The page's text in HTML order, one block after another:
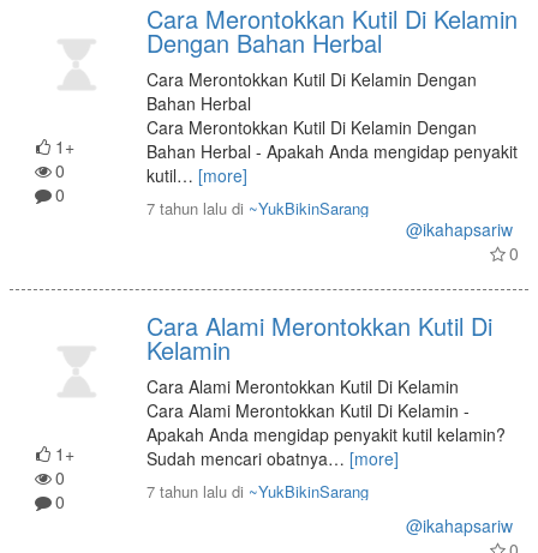
1+
0
0
Cara Merontokkan Kutil Di Kelamin
Dengan Bahan Herbal
Cara Merontokkan Kutil Di Kelamin Dengan
Bahan Herbal
Cara Merontokkan Kutil Di Kelamin Dengan
Bahan Herbal - Apakah Anda mengidap penyakit
kutil… [more]
7 tahun lalu di ~YukBikinSarang
@ikahapsariw
0
1+
0
0
Cara Alami Merontokkan Kutil Di
Kelamin
Cara Alami Merontokkan Kutil Di Kelamin
Cara Alami Merontokkan Kutil Di Kelamin -
Apakah Anda mengidap penyakit kutil kelamin?
Sudah mencari obatnya… [more]
7 tahun lalu di ~YukBikinSarang
@ikahapsariw